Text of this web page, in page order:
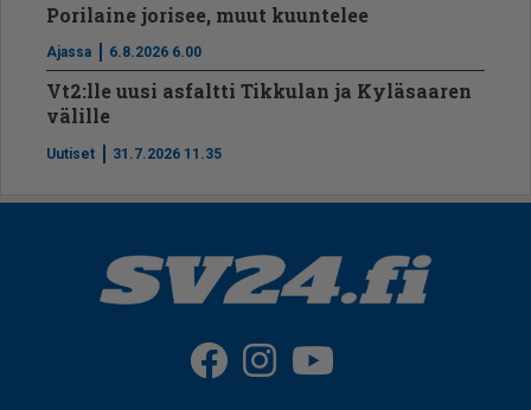
Porilaine jorisee, muut kuuntelee
Ajassa 6.8.2026 6.00
Vt2:lle uusi asfaltti Tikkulan ja Kyläsaaren
välille
Uutiset 31.7.2026 11.35